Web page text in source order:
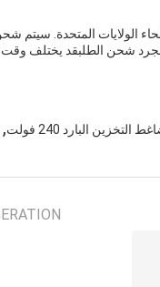
بمجرد شحن الطلبقد يختلف
,